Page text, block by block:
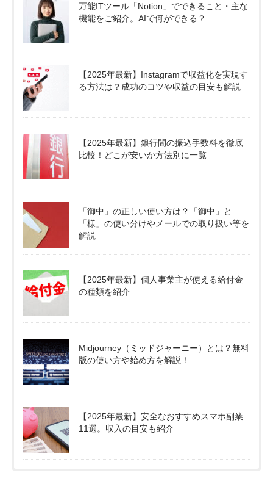
万能ITツール「Notion」でできること・主な
機能をご紹介。AIで何ができる？
【2025年最新】Instagramで収益化を実現す
る方法は？成功のコツや収益の目安も解説
【2025年最新】銀行間の振込手数料を徹底
比較！どこが安いか方法別に一覧
「御中」の正しい使い方は？「御中」と
「様」の使い分けやメールでの取り扱い等を
解説
【2025年最新】個人事業主が使える給付金
の種類を紹介
Midjourney（ミッドジャーニー）とは？無料
版の使い方や始め方を解説！
【2025年最新】安全なおすすめスマホ副業
11選。収入の目安も紹介